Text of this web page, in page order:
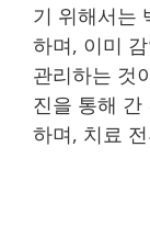
기 위해서는
하며, 이미
관리하는 것
진을 통해
하며, 치료